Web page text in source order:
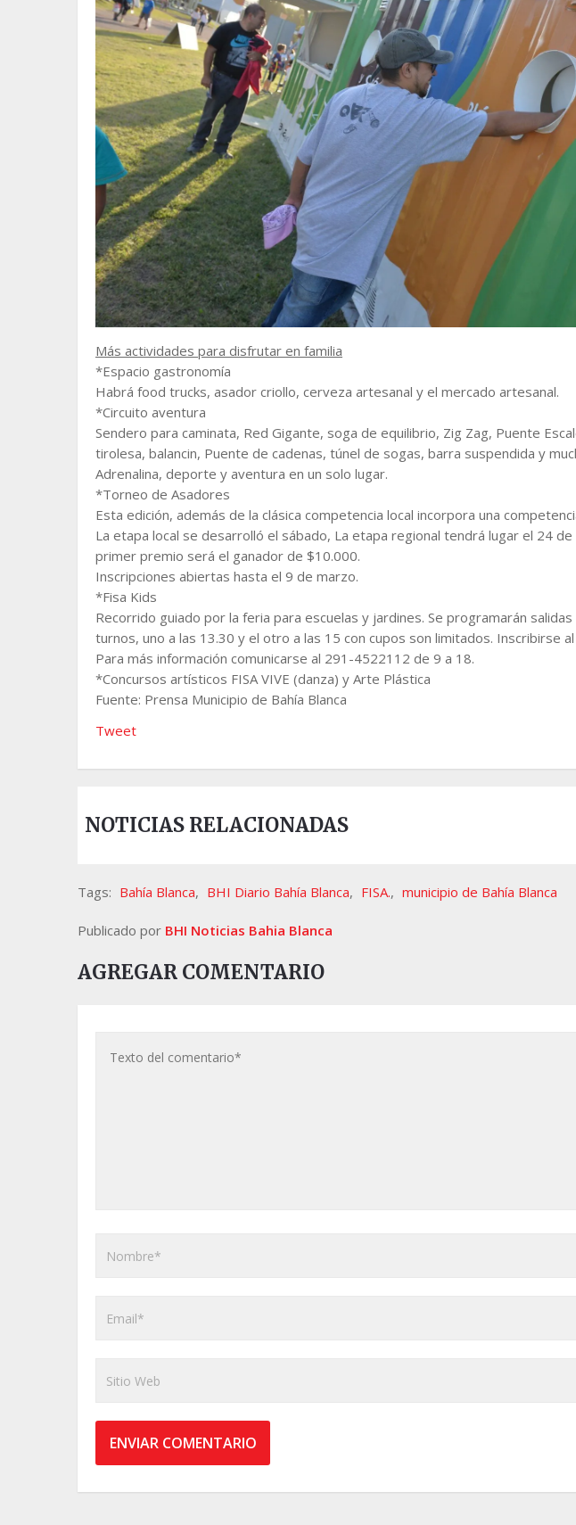
Más actividades para disfrutar en familia
*Espacio gastronomía
Habrá food trucks, asador criollo, cerveza artesanal y el mercado artesanal.
*Circuito aventura
Sendero para caminata, Red Gigante, soga de equilibrio, Zig Zag, Puente
tirolesa, balancin, Puente de cadenas, túnel de sogas, barra suspendida y
Adrenalina, deporte y aventura en un solo lugar.
*Torneo de Asadores
Esta edición, además de la clásica competencia local incorpora una
La etapa local se desarrolló el sábado, La etapa regional tendrá lugar el 24
primer premio será el ganador de $10.000.
Inscripciones abiertas hasta el 9 de marzo.
*Fisa Kids
Recorrido guiado por la feria para escuelas y jardines. Se programarán
turnos, uno a las 13.30 y el otro a las 15 con cupos son limitados. Inscribirse al
Para más información comunicarse al 291-4522112 de 9 a 18.
*Concursos artísticos FISA VIVE (danza) y Arte Plástica
Fuente: Prensa Municipio de Bahía Blanca
Tweet
NOTICIAS RELACIONADAS
Tags: Bahía Blanca, BHI Diario Bahía Blanca, FISA., municipio de Bahía Blanca
Publicado por BHI Noticias Bahia Blanca
AGREGAR COMENTARIO